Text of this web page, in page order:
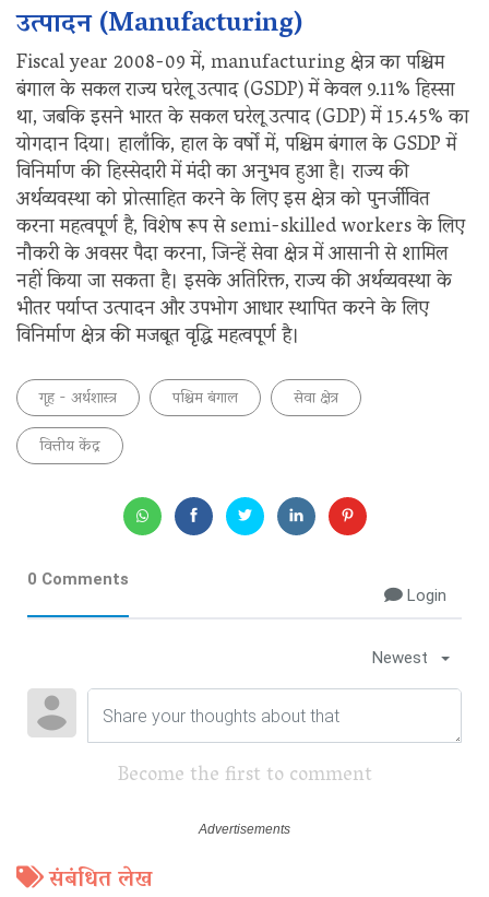
उत्पादन (Manufacturing)
Fiscal year 2008-09 में, manufacturing क्षेत्र का पश्चिम
बंगाल के सकल राज्य घरेलू उत्पाद (GSDP) में केवल 9.11% हिस्सा
था, जबकि इसने भारत के सकल घरेलू उत्पाद (GDP) में 15.45% का
योगदान दिया। हालाँकि, हाल के वर्षों में, पश्चिम बंगाल के GSDP में
विनिर्माण की हिस्सेदारी में मंदी का अनुभव हुआ है। राज्य की
अर्थव्यवस्था को प्रोत्साहित करने के लिए इस क्षेत्र को पुनर्जीवित
करना महत्वपूर्ण है, विशेष रूप से semi-skilled workers के लिए
नौकरी के अवसर पैदा करना, जिन्हें सेवा क्षेत्र में आसानी से शामिल
नहीं किया जा सकता है। इसके अतिरिक्त, राज्य की अर्थव्यवस्था के
भीतर पर्याप्त उत्पादन और उपभोग आधार स्थापित करने के लिए
विनिर्माण क्षेत्र की मजबूत वृद्धि महत्वपूर्ण है।
गृह - अर्थशास्त्र पश्चिम बंगाल
सेवा क्षेत्र
वित्तीय केंद्र
0 Comments
Login
Newest
Become the first to comment
संबंधित लेख